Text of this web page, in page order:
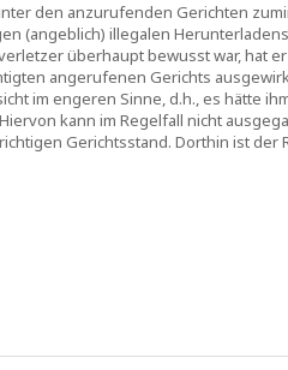
den anzurufenden Gerichten
(angeblich) illegalen
überhaupt bewusst war, hat
angerufenen Gerichts
im engeren Sinne, d.h., es hätte
kann im Regelfall nicht
Gerichtsstand. Dorthin ist der